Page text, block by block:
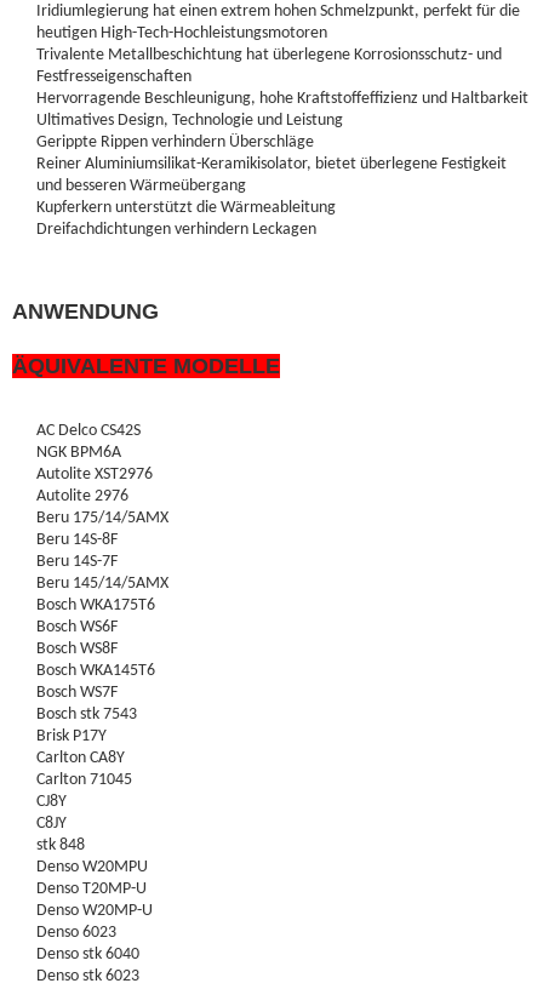
Iridiumlegierung hat einen extrem hohen Schmelzpunkt, perfekt für die
heutigen High-Tech-Hochleistungsmotoren
Trivalente Metallbeschichtung hat überlegene Korrosionsschutz- und
Festfresseigenschaften
Hervorragende Beschleunigung, hohe Kraftstoffeffizienz und Haltbarkeit
Ultimatives Design, Technologie und Leistung
Gerippte Rippen verhindern Überschläge
Reiner Aluminiumsilikat-Keramikisolator, bietet überlegene Festigkeit
und besseren Wärmeübergang
Kupferkern unterstützt die Wärmeableitung
Dreifachdichtungen verhindern Leckagen
ANWENDUNG
ÄQUIVALENTE MODELLE
AC Delco CS42S
NGK BPM6A
Autolite XST2976
Autolite 2976
Beru 175/14/5AMX
Beru 14S-8F
Beru 14S-7F
Beru 145/14/5AMX
Bosch WKA175T6
Bosch WS6F
Bosch WS8F
Bosch WKA145T6
Bosch WS7F
Bosch stk 7543
Brisk P17Y
Carlton CA8Y
Carlton 71045
CJ8Y
C8JY
stk 848
Denso W20MPU
Denso T20MP-U
Denso W20MP-U
Denso 6023
Denso stk 6040
Denso stk 6023